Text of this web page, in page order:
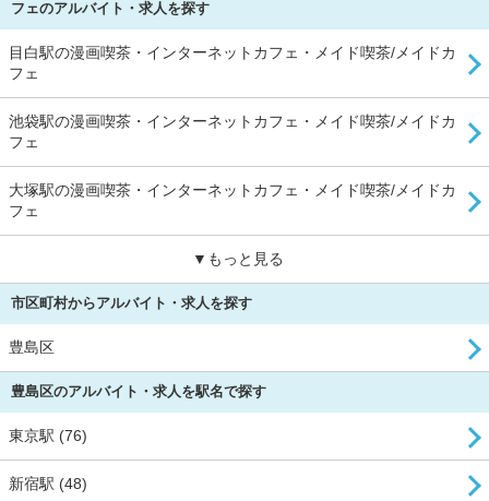
フェのアルバイト・求人を探す
目白駅の漫画喫茶・インターネットカフェ・メイド喫茶/メイドカ
フェ
池袋駅の漫画喫茶・インターネットカフェ・メイド喫茶/メイドカ
フェ
大塚駅の漫画喫茶・インターネットカフェ・メイド喫茶/メイドカ
フェ
▼もっと見る
市区町村からアルバイト・求人を探す
豊島区
豊島区のアルバイト・求人を駅名で探す
東京駅 (76)
新宿駅 (48)